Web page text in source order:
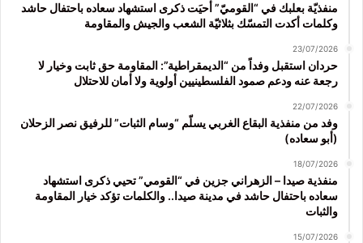
منفذيّة بعلبك في “القوميّ” أحيَت ذكرى استشهاد سعاده باحتفال حاشد
وكلمات أكدت التمسّك بثلاثيّة الشعب والجيش والمقاومة
23/07/2026
حردان استقبل وفداً من “الديمقراطية”: المقاومة حق ثابت وخيار لا
رجعة عنه ودعم صمود الفلسطينيين أولوية ولا أمان للاحتلال
22/07/2026
وفد من منفذية البقاع الغربي يسلّم “وسام الثبات” للرفيق نصر الزحلان
(أبو سعاده)
18/07/2026
منفذية صيدا – الزهراني جزين في “القومي” تحيي ذكرى استشهاد
سعاده باحتفال حاشد في مدينة صيدا.. والكلمات تؤكد خيار المقاومة
والثبات
15/07/2026